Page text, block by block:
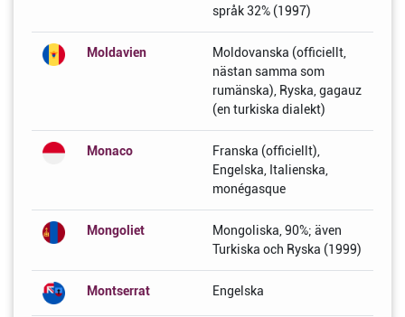
språk 32% (1997)
Moldavien
Moldovanska (officiellt,
nästan samma som
rumänska), Ryska, gagauz
(en turkiska dialekt)
Monaco
Franska (officiellt),
Engelska, Italienska,
monégasque
Mongoliet
Mongoliska, 90%; även
Turkiska och Ryska (1999)
Montserrat Engelska